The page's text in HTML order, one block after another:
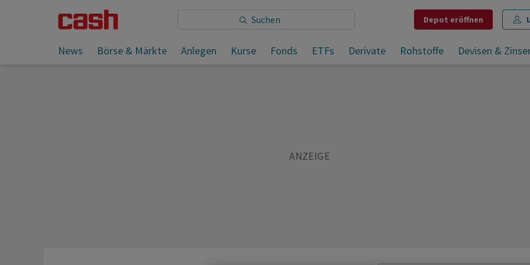
Depot eröffnen
News Börse & Märkte Anlegen Kurse Fonds ETFs Derivate Rohstoffe Devisen &
Sie lesen: Das sind die grössten Kreuzfahrtschiffe der Welt
Teilen Merken Drucken Kommentare